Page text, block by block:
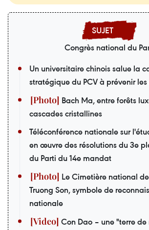
Congrès national du
Un universitaire chinois salue la
stratégique du PCV à prévenir les
Bach Ma, entre forêts
cascades cristallines
Téléconférence nationale sur
en œuvre des résolutions du 3e
du Parti du 14e mandat
Le Cimetière national
Truong Son, symbole de
nationale
Con Dao – une "terre